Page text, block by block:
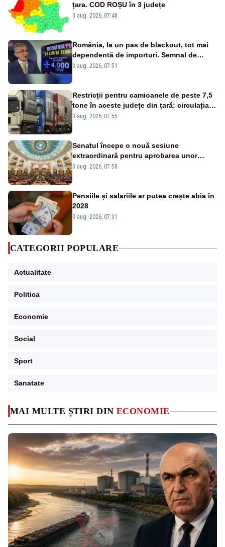
MAI MULTE ȘTIRI DIN ECONOMIE
țara. COD ROȘU în 3 județe
3 aug. 2026, 07:48
România, la un pas de blackout, tot mai
dependentă de importuri. Semnal de
alarmă tras de un expert în energie
3 aug. 2026, 07:51
Restricții pentru camioanele de peste 7,5
tone în aceste județe din țară: circulația
este interzisă luni, între orele 12:00 și
3 aug. 2026, 07:55
Senatul începe o nouă sesiune
extraordinară pentru aprobarea unor
jaloane din PNRR
3 aug. 2026, 07:58
Pensiile și salariile ar putea crește abia în
2028
3 aug. 2026, 07:31
CATEGORII POPULARE
Actualitate
Politica
Economie
Social
Sport
Sanatate